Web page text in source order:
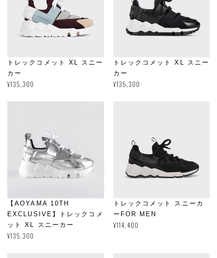
トレックコメット XL スニー
カー
通
常
格
¥135,300
トレックコメット XL スニー
カー
通
常
¥135,300
【AOYAMA 10TH
EXCLUSIVE】トレックコメ
ット XL スニーカー
通
¥135,300
トレックコメット スニーカ
ーFOR MEN
通
¥114,400